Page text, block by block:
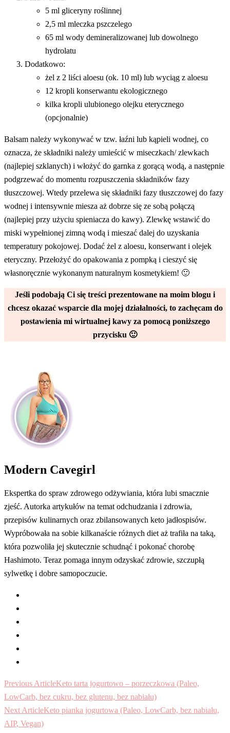
5 ml gliceryny roślinnej
2,5 ml mleczka pszczelego
65 ml wody demineralizowanej lub dowolnego
hydrolatu
Dodatkowo:
żel z 2 liści aloesu (ok. 10 ml) lub wyciąg z aloesu
12 kropli konserwantu ekologicznego
kilka kropli ulubionego olejku eterycznego
(opcjonalnie)
Balsam należy wykonywać w tzw. łaźni lub kąpieli wodnej, co
oznacza, że składniki należy umieścić w miseczkach/ zlewkach
(najlepiej szklanych) i włożyć do garnka z gorącą wodą, a następnie
podgrzewać do momentu rozpuszczenia składników fazy
tłuszczowej. Wtedy przelewa się składniki fazy tłuszczowej do fazy
wodnej i intensywnie miesza aż dobrze się ze sobą połączą
(najlepiej przy użyciu spieniacza do kawy). Zlewkę wstawić do
miski wypełnionej zimną wodą i mieszać dalej do uzyskania
temperatury pokojowej. Dodać żel z aloesu, konserwant i olejek
eteryczny. Przełożyć do opakowania z pompką i cieszyć się
własnoręcznie wykonanym naturalnym kosmetykiem! 🙂
Jeśli podobają Ci się treści prezentowane na moim blogu i
chcesz okazać wsparcie dla mojej działalności, to zachęcam do
postawienia mi wirtualnej kawy za pomocą poniższego
przycisku 🙂
Modern Cavegirl
Ekspertka do spraw zdrowego odżywiania, która lubi smacznie
zjeść. Autorka artykułów na temat odchudzania i zdrowia,
przepisów kulinarnych oraz zbilansowanych keto jadłospisów.
Wypróbowała na sobie kilkanaście różnych diet aż trafiła na taką,
która pozwoliła jej skutecznie schudnąć i pokonać chorobę
Hashimoto. Teraz pomaga innym odzyskać zdrowie, szczupłą
sylwetkę i dobre samopoczucie.
Post
Navigation
Previous ArticleKeto tarta jogurtowo – porzeczkowa (Paleo,
LowCarb, bez cukru, bez glutenu, bez nabiału)
Next ArticleKeto pianka jogurtowa (Paleo, LowCarb, bez nabiału,
AIP, Vegan)